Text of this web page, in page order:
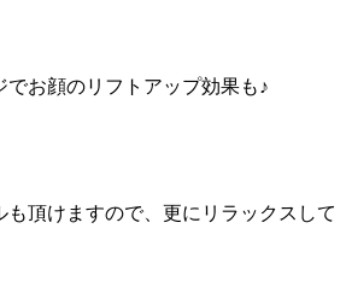
でお顔のリフトアップ効果も♪
も頂けますので、更にリラックスして